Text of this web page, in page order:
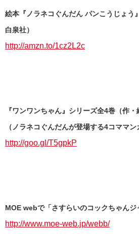
絵本『ノラネコぐんだん パンこうじょう
白泉社）
http://amzn.to/1cz2L2c
『ワンワンちゃん』シリーズ全4巻（作・
（ノラネコぐんだんが登場する4コママン
http://goo.gl/T5gpkP
MOE webで「さすらいのコックちゃんジ
http://www.moe-web.jp/webb/